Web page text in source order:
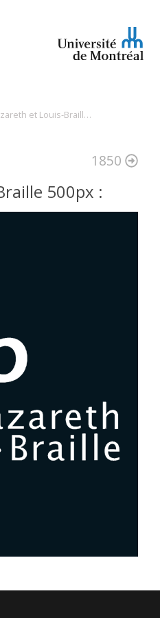
Institut Nazareth et Louis-Braille 500px
1850
500px :